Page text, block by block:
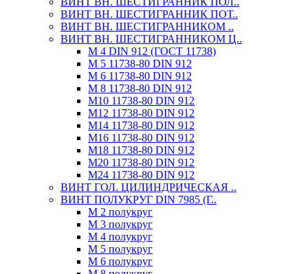
ВИНТ ВН. ШЕСТИГРАННИК ПОТ..
ВИНТ ВН. ШЕСТИГРАННИКОМ ..
ВИНТ ВН. ШЕСТИГРАННИКОМ Ц..
М 4 DIN 912 (ГОСТ 11738)
М 5 11738-80 DIN 912
М 6 11738-80 DIN 912
М 8 11738-80 DIN 912
М10 11738-80 DIN 912
М12 11738-80 DIN 912
М14 11738-80 DIN 912
М16 11738-80 DIN 912
М18 11738-80 DIN 912
М20 11738-80 DIN 912
М24 11738-80 DIN 912
ВИНТ ГОЛ. ЦИЛИНДРИЧЕСКАЯ ..
ВИНТ ПОЛУКРУГ DIN 7985 (Г..
М 2 полукруг
М 3 полукруг
М 4 полукруг
М 5 полукруг
М 6 полукруг